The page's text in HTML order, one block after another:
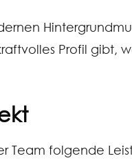
Profil gibt,
Team folgende